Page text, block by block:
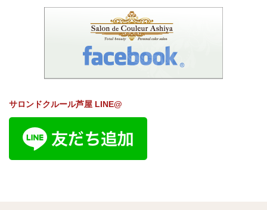
サロンドクルール芦屋 LINE@